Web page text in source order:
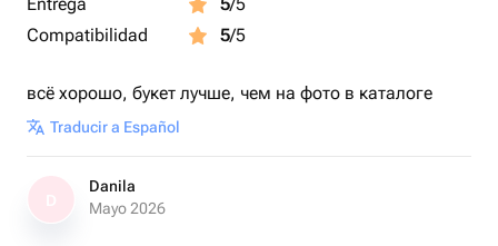
Compatibilidad
5/5
всё хорошо, букет лучше, чем на фото в каталоге
Traducir a Español
Danila
Mayo 2026